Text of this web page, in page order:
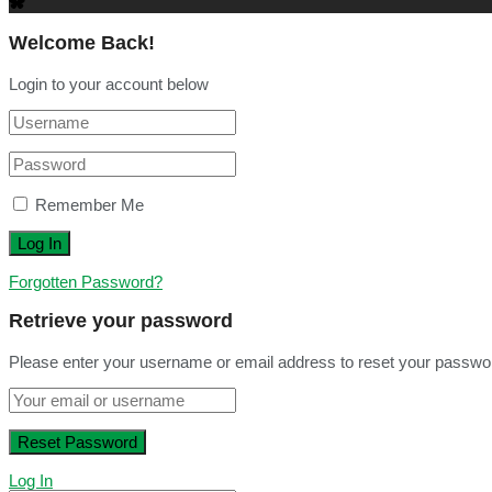
Welcome Back!
Login to your account below
Remember Me
Forgotten Password?
Retrieve your password
Please enter your username or email address to reset your
Log In